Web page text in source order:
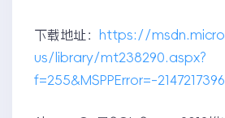
下载地址：
https://
us/library/mt238290.aspx?
f=255&MSPPError=-2147217396